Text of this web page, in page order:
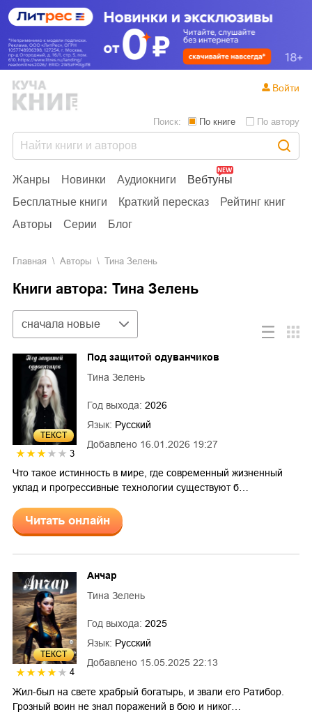
Жанры Новинки Аудиокниги
Вебтуны
Бесплатные книги
Краткий пересказ
Рейтинг книг
Авторы
Серии Блог
Поиск: По книге По автору
Войти
Главная Aвторы Тина Зелень
Книги автора: Тина Зелень
Сортировка
сначала новые
ТЕКСТ
3
Добавлено 16.01.2026 19:27
Под защитой одуванчиков
Тина Зелень
Год выхода: 2026
Язык: Русский
Что такое истинность в мире, где современный жизненный
уклад и прогрессивные технологии существуют б…
Читать онлайн
ТЕКСТ
4
Добавлено 15.05.2025 22:13
Анчар
Тина Зелень
Год выхода: 2025
Язык: Русский
Жил-был на свете храбрый богатырь, и звали его Ратибор.
Грозный воин не знал поражений в бою и никог…